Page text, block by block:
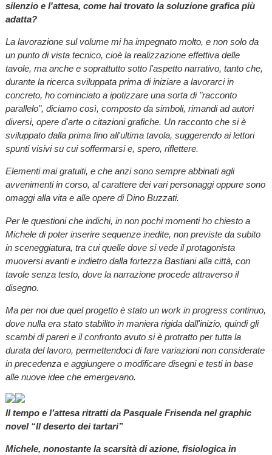
silenzio e l'attesa, come hai trovato la soluzione grafica più
adatta?
La lavorazione sul volume mi ha impegnato molto, e non solo da
un punto di vista tecnico, cioè la realizzazione effettiva delle
tavole, ma anche e soprattutto sotto l'aspetto narrativo, tanto che,
durante la ricerca sviluppata prima di iniziare a lavorarci in
concreto, ho cominciato a ipotizzare una sorta di "racconto
parallelo", diciamo così, composto da simboli, rimandi ad autori
diversi, opere d'arte o citazioni grafiche. Un racconto che si è
sviluppato dalla prima fino all'ultima tavola, suggerendo ai lettori
spunti visivi su cui soffermarsi e, spero, riflettere.
Elementi mai gratuiti, e che anzi sono sempre abbinati agli
avvenimenti in corso, al carattere dei vari personaggi oppure sono
omaggi alla vita e alle opere di Dino Buzzati.
Per le questioni che indichi, in non pochi momenti ho chiesto a
Michele di poter inserire sequenze inedite, non previste da subito
in sceneggiatura, tra cui quelle dove si vede il protagonista
muoversi avanti e indietro dalla fortezza Bastiani alla città, con
tavole senza testo, dove la narrazione procede attraverso il
disegno.
Ma per noi due quel progetto è stato un work in progress continuo,
dove nulla era stato stabilito in maniera rigida dall'inizio, quindi gli
scambi di pareri e il confronto avuto si è protratto per tutta la
durata del lavoro, permettendoci di fare variazioni non considerate
in precedenza e aggiungere o modificare disegni e testi in base
alle nuove idee che emergevano.
Il tempo e l’attesa ritratti da Pasquale Frisenda nel graphic
novel “Il deserto dei tartari”
Michele, nonostante la scarsità di azione, fisiologica in